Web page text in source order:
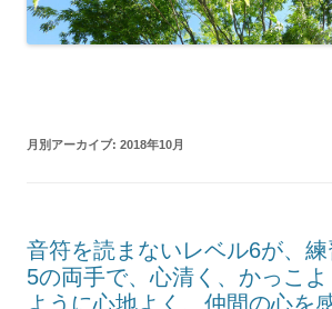
月別アーカイブ: 2018年10月
音符を読まないレベル6が、
5の両手で、心清く、かっこ
ように心地よく、仲間の心を